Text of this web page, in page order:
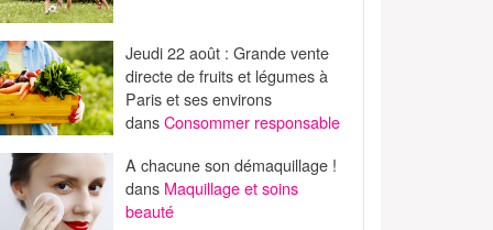
Jeudi 22 août : Grande vente
directe de fruits et légumes à
Paris et ses environs
dansConsommer responsable
A chacune son démaquillage !
dans Maquillage et soins
beauté